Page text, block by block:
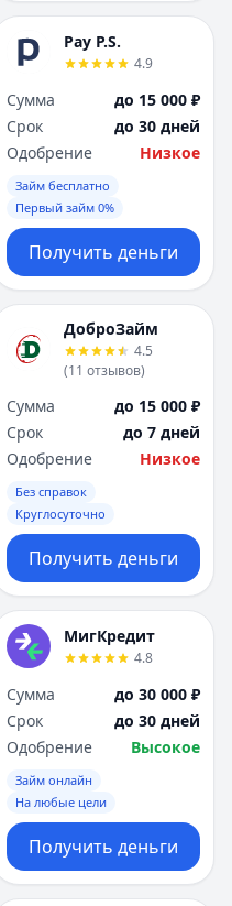
Pay P.S.
4.9
Сумма
до 15 000 ₽
Срок
до 30 дней
Одобрение
Низкое
Займ бесплатно
Первый займ 0%
Получить деньги
ДоброЗайм
4.5
(11 отзывов)
Сумма
до 15 000 ₽
Срок
до 7 дней
Одобрение
Низкое
Без справок
Круглосуточно
Получить деньги
МигКредит
4.8
Сумма
до 30 000 ₽
Срок
до 30 дней
Одобрение
Высокое
Займ онлайн
На любые цели
Получить деньги